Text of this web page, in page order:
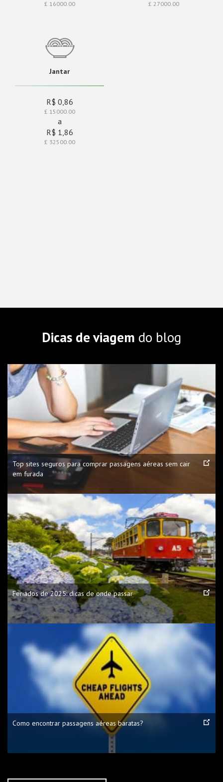
£ 16000.00 £ 27000.00
Jantar
R$ 0,86
£ 15000.00
a
R$ 1,86
£ 32500.00
Dicas de viagem do blog
Top sites seguros para comprar passagens aéreas sem cair
em furada
Feriados de 2025: dicas de onde passar
Como encontrar passagens aéreas baratas?